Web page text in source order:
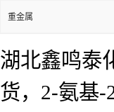
重金属
湖北鑫鸣泰
货，2-氨基